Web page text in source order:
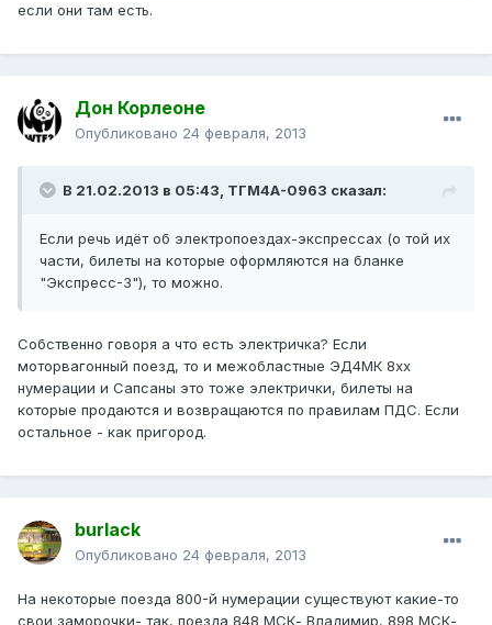
если они там есть.
Дон Корлеоне
Опубликовано 24 февраля, 2013
В 21.02.2013 в 05:43, ТГМ4А-0963 сказал:
Если речь идёт об электропоездах-экспрессах (о той их
части, билеты на которые оформляются на бланке
"Экспресс-3"), то можно.
Собственно говоря а что есть электричка? Если
моторвагонный поезд, то и межобластные ЭД4МК 8хх
нумерации и Сапсаны это тоже электрички, билеты на
которые продаются и возвращаются по правилам ПДС. Если
остальное - как пригород.
burlack
Опубликовано 24 февраля, 2013
На некоторые поезда 800-й нумерации существуют какие-то
свои заморочки- так, поезда 848 МСК- Владимир, 898 МСК-